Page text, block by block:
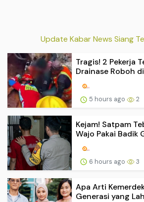
Update Kabar News Siang
Tragis! 2 Pekerja
Drainase Roboh
5 hours ago 2
Kejam! Satpam
Wajo Pakai Badik
6 hours ago 3
Apa Arti
Generasi yang